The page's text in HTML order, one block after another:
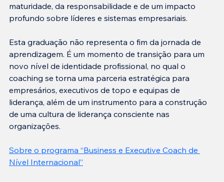
maturidade, da responsabilidade e de um impacto
profundo sobre líderes e sistemas empresariais.
Esta graduação não representa o fim da jornada de
aprendizagem. É um momento de transição para um
novo nível de identidade profissional, no qual o
coaching se torna uma parceria estratégica para
empresários, executivos de topo e equipas de
liderança, além de um instrumento para a construção
de uma cultura de liderança consciente nas
organizações.
Sobre o programa “Business e Executive Coach de
Nível Internacional”